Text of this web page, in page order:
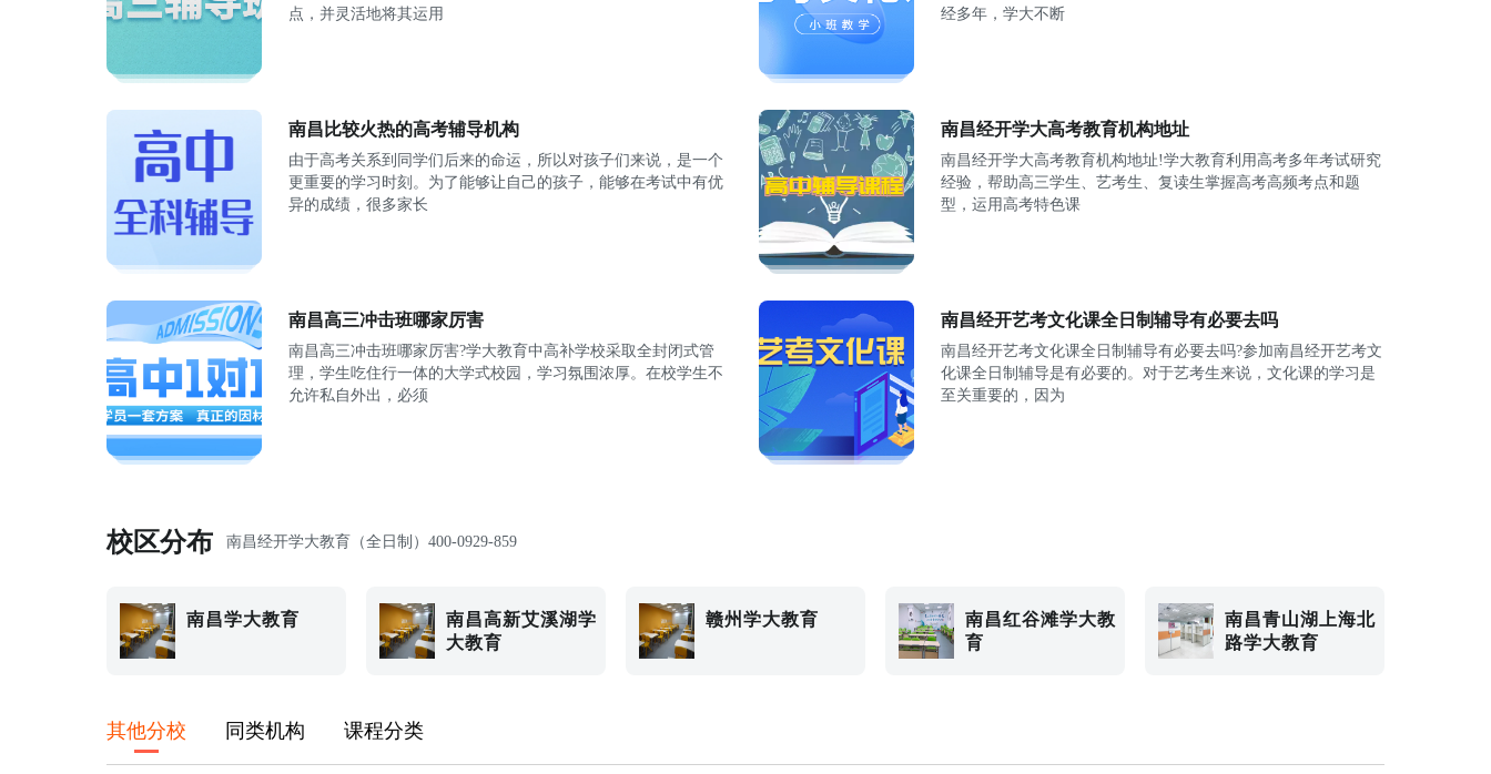
点，并灵活地将其运用
经多年，学大不断
南昌比较火热的高考辅导机构
由于高考关系到同学们后来的命运，所以对孩子们来说，是一个
更重要的学习时刻。为了能够让自己的孩子，能够在考试中有优
异的成绩，很多家长
南昌经开学大高考教育机构地址
南昌经开学大高考教育机构地址!学大教育利用高考多年考试研究
经验，帮助高三学生、艺考生、复读生掌握高考高频考点和题
型，运用高考特色课
南昌高三冲击班哪家厉害
南昌高三冲击班哪家厉害?学大教育中高补学校采取全封闭式管
理，学生吃住行一体的大学式校园，学习氛围浓厚。在校学生不
允许私自外出，必须
南昌经开艺考文化课全日制辅导有必要去吗
南昌经开艺考文化课全日制辅导有必要去吗?参加南昌经开艺考文
化课全日制辅导是有必要的。对于艺考生来说，文化课的学习是
至关重要的，因为
校区分布 南昌经开学大教育（全日制） 400-0929-859
南昌学大教育
南昌高新艾溪湖学
大教育
赣州学大教育
南昌红谷滩学大教
育
南昌青山湖上海北
路学大教育
其他分校 同类机构 课程分类